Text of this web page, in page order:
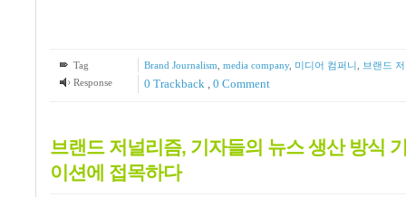
Tag Brand Journalism media company, 미디어 컴퍼니
브랜드
Response
0 Trackback , 0 Comment
브랜드 저널리즘, 기자들의 뉴스 생산 방식
이션에 접목하다